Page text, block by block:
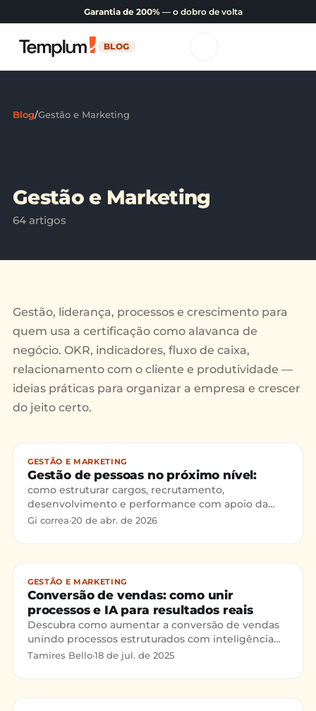
Garantia de 200% — o dobro de volta
BLOG
Blog/Gestão e Marketing
Gestão e Marketing
64 artigos
Gestão, liderança, processos e crescimento para
quem usa a certificação como alavanca de
negócio. OKR, indicadores, fluxo de caixa,
relacionamento com o cliente e produtividade —
ideias práticas para organizar a empresa e crescer
do jeito certo.
GESTÃO E MARKETING
Gestão de pessoas no próximo nível:
como estruturar cargos, recrutamento,
desenvolvimento e performance com apoio da
inteligência artificial. Toda empresa afirma que
Gi correa·20 de abr. de 2026
GESTÃO E MARKETING
Conversão de vendas: como unir
processos e IA para resultados reais
Descubra como aumentar a conversão de vendas
unindo processos estruturados com inteligência
artificial. Estratégia prática para vender mais. No
Tamires Bello·18 de jul. de 2025